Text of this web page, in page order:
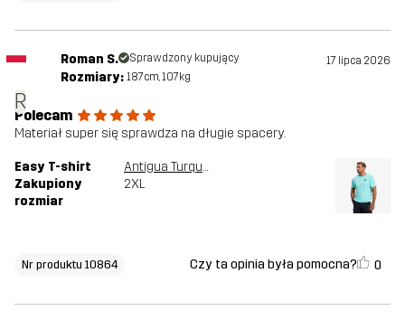
R
Roman S. Sprawdzony kupujący 17 lipca 2026
Rozmiary: 187cm, 107kg
Polecam
Materiał super się sprawdza na długie spacery.
Easy T-shirt
Antigua Turquoise
Zakupiony
rozmiar
2XL
Nr produktu 10864 Czy ta opinia była pomocna? 0